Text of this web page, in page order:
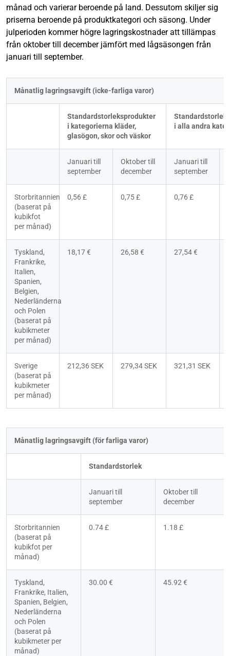
månad och varierar beroende på land. Dessutom skiljer sig
priserna beroende på produktkategori och säsong. Under
julperioden kommer högre lagringskostnader att tillämpas
från oktober till december jämfört med lågsäsongen från
januari till september.
Månatlig lagringsavgift (icke-farliga varor)
Standardstorleksprodukter
i kategorierna kläder,
glasögon, skor och väskor
i alla andra
Januari till
september
Oktober till
december
Januari till
september
Storbritannien
(baserat på
kubikfot
per månad)
0,56 £ 0,75 £ 0,76 £
Tyskland,
Frankrike,
Italien,
Spanien,
Belgien,
Nederländerna
och Polen
(baserat på
kubikmeter
per månad)
18,17 € 26,58 € 27,54 €
Sverige
(baserat på
kubikmeter
per månad)
212,36 SEK 279,34 SEK 321,31 SEK
Månatlig lagringsavgift (för farliga varor)
Standardstorlek
Januari till
september
Oktober till
december
Storbritannien
(baserat på
kubikfot per
månad)
0.74 £ 1.18 £
Tyskland,
Frankrike, Italien,
Spanien, Belgien,
Nederländerna
och Polen
(baserat på
kubikmeter per
månad)
30.00 € 45.92 €